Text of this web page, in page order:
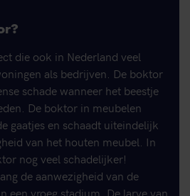
die ook in Nederland veel
als bedrijven. De boktor
schade wanneer het beestje
De boktor in meubelen
gaatjes en schaadt uiteindelijk
van het houten meubel. In
nog veel schadelijker!
de aanwezigheid van de
een vroeg stadium. De larve van